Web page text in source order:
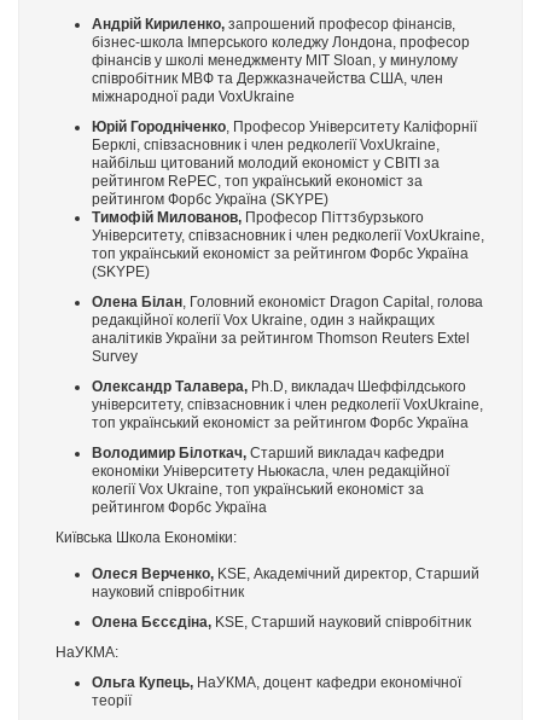
Андрій Кириленко, запрошений професор фінансів,
бізнес-школа Імперського коледжу Лондона, професор
фінансів у школі менеджменту MIT Sloan, у минулому
співробітник МВФ та Держказначейства США, член
міжнародної ради VoxUkraine
Юрій Городніченко , Професор Університету Каліфорнії
Берклі, співзасновник і член редколегії VoxUkraine,
найбільш цитований молодий економіст у СВІТІ за
рейтингом RePEC, топ український економіст за
рейтингом Форбс Україна (SKYPE)
Тимофій Милованов, Професор Піттзбурзького
Університету, співзасновник і член редколегії VoxUkraine,
топ український економіст за рейтингом Форбс Україна
(SKYPE)
Олена Білан , Головний економіст Dragon Capital, голова
редакційної колегії Vox Ukraine, один з найкращих
аналітиків України за рейтингом Thomson Reuters Extel
Survey
Олександр Талавера, Ph.D, викладач Шеффілдського
університету, співзасновник і член редколегії VoxUkraine,
топ український економіст за рейтингом Форбс Україна
Володимир Білоткач, Старший викладач кафедри
економіки Університету Ньюкасла, член редакційної
колегії Vox Ukraine, топ український економіст за
рейтингом Форбс Україна
Київська Школа Економіки:
Олеся Верченко, KSE, Академічний директор, Старший
науковий співробітник
Олена Бєсєдіна, KSE, Старший науковий співробітник
НаУКМА:
Ольга Купець, НаУКМА, доцент кафедри економічної
теорії